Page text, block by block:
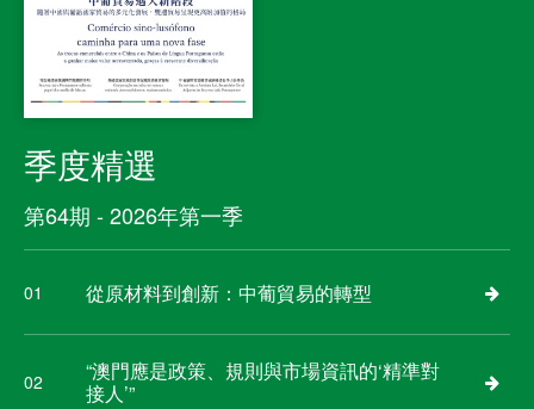
季度精選
第64期 - 2026年第一季
01 從原材料到創新：中葡貿易的轉型
02
“澳門應是政策、規則與市場資訊的‘精準對
接人’”